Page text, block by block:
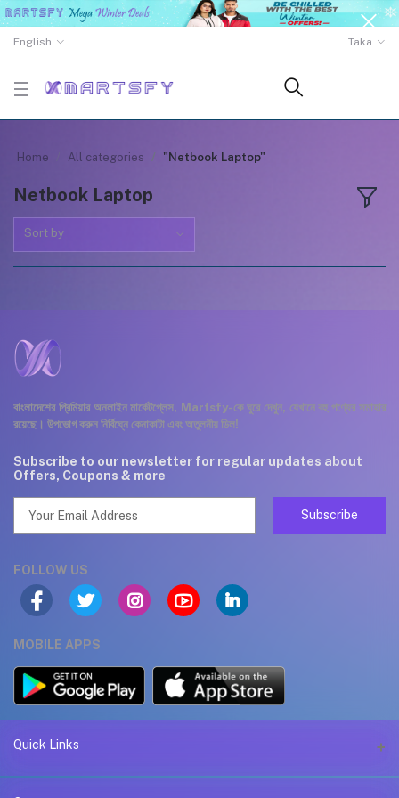
English Taka
Home All categories "Netbook Laptop"
Netbook Laptop
Sort by
বাংলাদেশের প্রিমিয়ার অনলাইন মার্কেটপ্লেস, Martsfy-কে ঘুরে দেখুন, যেখানে বহু পণ্যের সমাহার
রয়েছে। উপভোগ করুন নির্বিঘ্নে কেনাকাটা এবং অতুলনীয় ডিল!
Subscribe to our newsletter for regular updates about
Offers, Coupons & more
Subscribe
FOLLOW US
MOBILE APPS
Quick Links